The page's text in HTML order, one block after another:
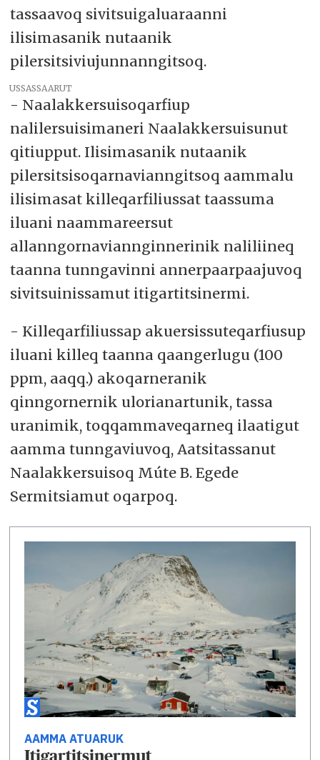
tassaavoq sivitsuigaluaraanni
ilisimasanik nutaanik
pilersitsiviujunnanngitsoq.
USSASSAARUT
- Naalakkersuisoqarfiup
nalilersuisimaneri Naalakkersuisunut
qitiupput. Ilisimasanik nutaanik
pilersitsisoqarnavianngitsoq aammalu
ilisimasat killeqarfiliussat taassuma
iluani naammareersut
allanngornaviannginnerinik naliliineq
taanna tunngavinni annerpaarpaajuvoq
sivitsuinissamut itigartitsinermi.
- Killeqarfiliussap akuersissuteqarfiusup
iluani killeq taanna qaangerlugu (100
ppm, aaqq.) akoqarneranik
qinngornernik ulorianartunik, tassa
uranimik, toqqammaveqarneq ilaatigut
aamma tunngaviuvoq, Aatsitassanut
Naalakkersuisoq Múte B. Egede
Sermitsiamut oqarpoq.
AAMMA ATUARUK
Itigartitsinermut